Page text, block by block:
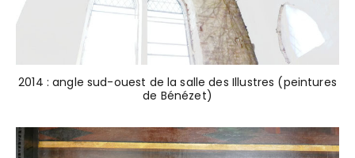
2014 : angle sud-ouest de la salle des Illustres (peintures
de Bénézet)